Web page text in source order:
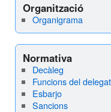
Organització
Organigrama
Normativa
Decàleg
Funcions del delegat
Esbarjo
Sancions